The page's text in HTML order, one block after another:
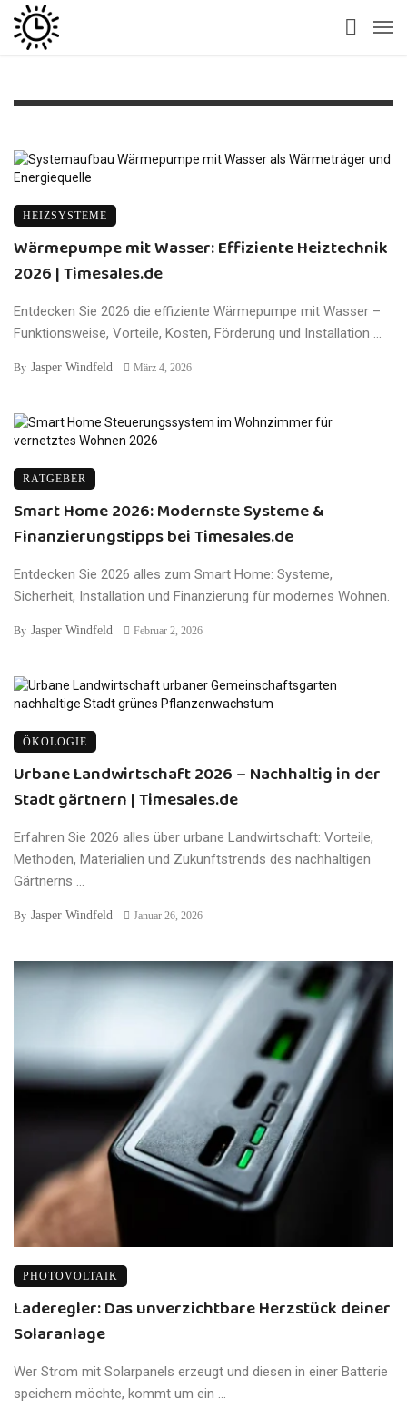
HEIZSYSTEME
Wärmepumpe mit Wasser: Effiziente Heiztechnik
2026 | Timesales.de
Entdecken Sie 2026 die effiziente Wärmepumpe mit Wasser –
Funktionsweise, Vorteile, Kosten, Förderung und Installation ...
By Jasper Windfeld März 4, 2026
RATGEBER
Smart Home 2026: Modernste Systeme &
Finanzierungstipps bei Timesales.de
Entdecken Sie 2026 alles zum Smart Home: Systeme,
Sicherheit, Installation und Finanzierung für modernes Wohnen.
By Jasper Windfeld Februar 2, 2026
ÖKOLOGIE
Urbane Landwirtschaft 2026 – Nachhaltig in der
Stadt gärtnern | Timesales.de
Erfahren Sie 2026 alles über urbane Landwirtschaft: Vorteile,
Methoden, Materialien und Zukunftstrends des nachhaltigen
Gärtnerns ...
By Jasper Windfeld Januar 26, 2026
PHOTOVOLTAIK
Laderegler: Das unverzichtbare Herzstück deiner
Solaranlage
Wer Strom mit Solarpanels erzeugt und diesen in einer Batterie
speichern möchte, kommt um ein ...